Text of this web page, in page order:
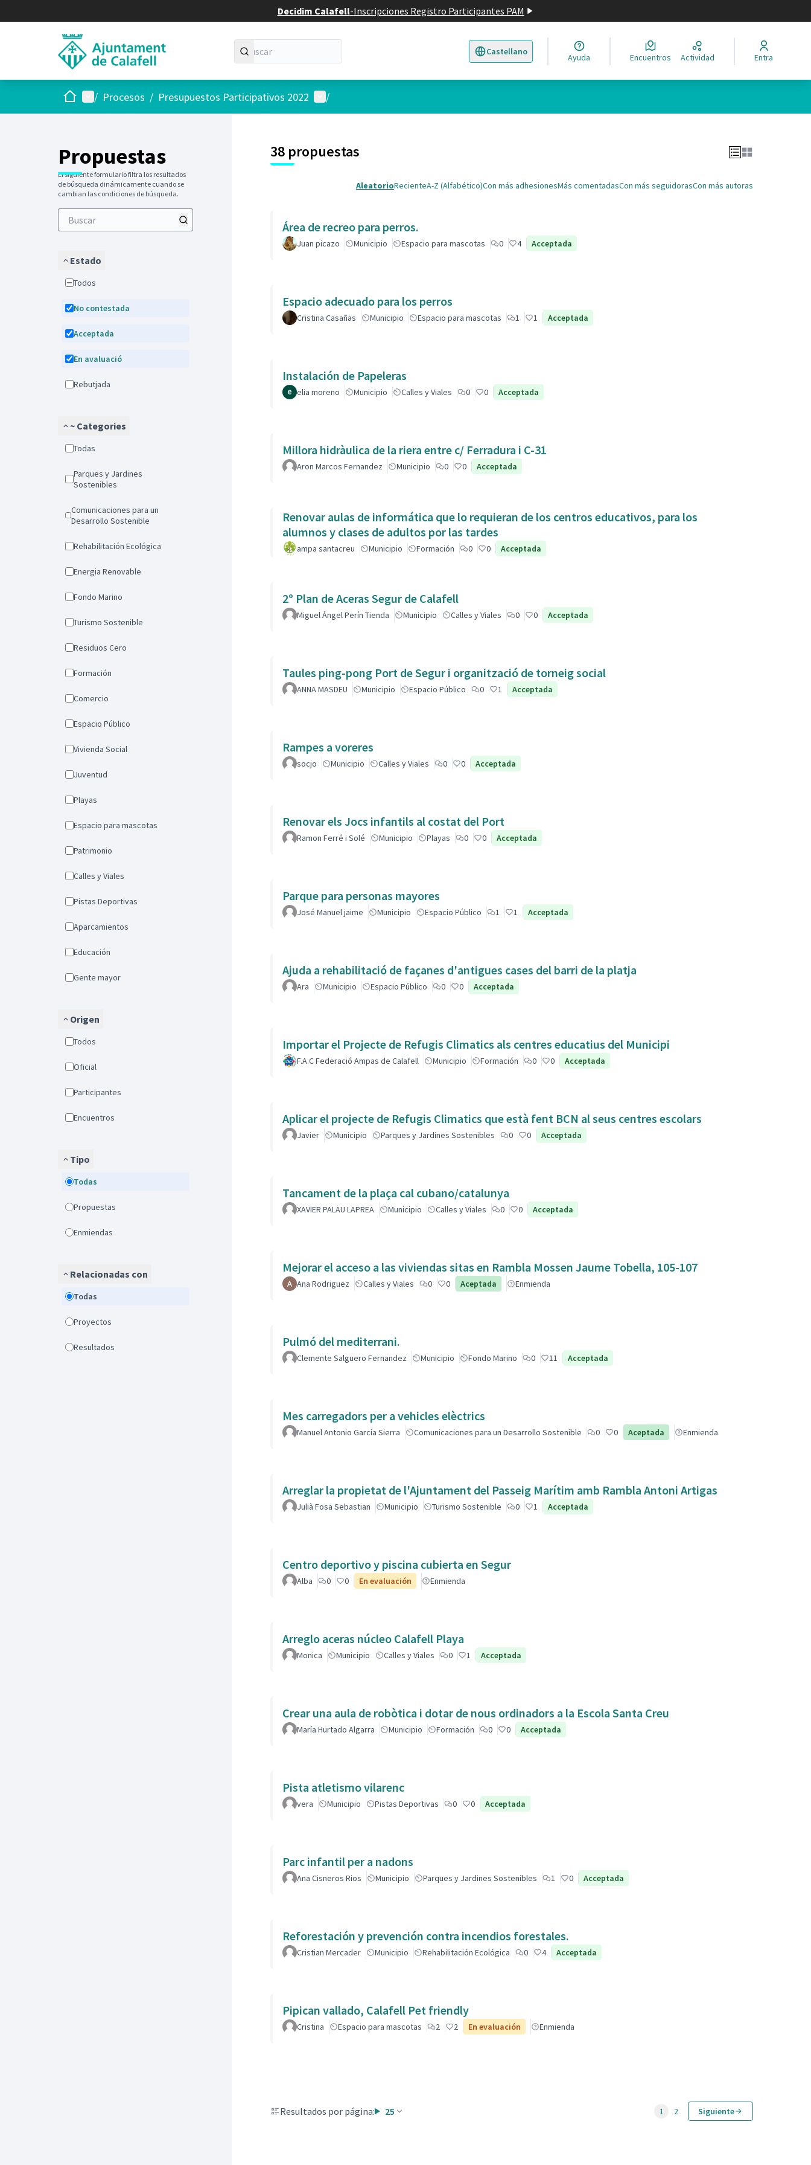
Decidim Calafell-Inscripciones Registro Participantes PAM
Castellano
Triar la llengua Elegir el idioma
Ayuda Encuentros Actividad Entra
InicioMenú principal
/ Procesos / Presupuestos Participativos 2022 Menú de usuario
/
Propuestas
El siguiente formulario filtra los resultados
de búsqueda dinámicamente cuando se
cambian las condiciones de búsqueda.
Estado
Todos
No contestada
Acceptada
En avaluació
Rebutjada
~ Categories
Todas
Parques y Jardines
Sostenibles
Comunicaciones para un
Desarrollo Sostenible
Rehabilitación Ecológica
Energia Renovable
Fondo Marino
Turismo Sostenible
Residuos Cero
Formación
Comercio
Espacio Público
Vivienda Social
Juventud
Playas
Espacio para mascotas
Patrimonio
Calles y Viales
Pistas Deportivas
Aparcamientos
Educación
Gente mayor
Origen
Todos
Oficial
Participantes
Encuentros
Tipo
Todas
Propuestas
Enmiendas
Relacionadas con
Todas
Proyectos
Resultados
38 propuestas
AleatorioRecienteA-Z (Alfabético)Con más adhesionesMás comentadasCon más seguidorasCon más autoras
Área de recreo para perros.
Juan picazo Municipio Espacio para mascotas 0 4 Acceptada
Espacio adecuado para los perros
Cristina Casañas Municipio Espacio para mascotas 1 1 Acceptada
Instalación de Papeleras
elia moreno Municipio Calles y Viales 0 0 Acceptada
Millora hidràulica de la riera entre c/ Ferradura i C-31
Aron Marcos Fernandez Municipio 0 0 Acceptada
Renovar aulas de informática que lo requieran de los centros educativos, para los
alumnos y clases de adultos por las tardes
ampa santacreu Municipio Formación 0 0 Acceptada
2º Plan de Aceras Segur de Calafell
Miguel Ángel Perín Tienda Municipio Calles y Viales 0 0 Acceptada
Taules ping-pong Port de Segur i organització de torneig social
ANNA MASDEU Municipio Espacio Público 0 1 Acceptada
Rampes a voreres
socjo Municipio Calles y Viales 0 0 Acceptada
Renovar els Jocs infantils al costat del Port
Ramon Ferré i Solé Municipio Playas 0 0 Acceptada
Parque para personas mayores
José Manuel jaime Municipio Espacio Público 1 1 Acceptada
Ajuda a rehabilitació de façanes d'antigues cases del barri de la platja
Ara Municipio Espacio Público 0 0 Acceptada
Importar el Projecte de Refugis Climatics als centres educatius del Municipi
F.A.C Federació Ampas de Calafell Municipio Formación 0 0 Acceptada
Aplicar el projecte de Refugis Climatics que està fent BCN al seus centres escolars
Javier Municipio Parques y Jardines Sostenibles 0 0 Acceptada
Tancament de la plaça cal cubano/catalunya
XAVIER PALAU LAPREA Municipio Calles y Viales 0 0 Acceptada
Mejorar el acceso a las viviendas sitas en Rambla Mossen Jaume Tobella, 105-107
Ana Rodriguez Calles y Viales 0 0 Aceptada Enmienda
Pulmó del mediterrani.
Clemente Salguero Fernandez Municipio Fondo Marino 0 11 Acceptada
Mes carregadors per a vehicles elèctrics
Manuel Antonio García Sierra Comunicaciones para un Desarrollo Sostenible 0 0 Aceptada Enmienda
Arreglar la propietat de l'Ajuntament del Passeig Marítim amb Rambla Antoni Artigas
Julià Fosa Sebastian Municipio Turismo Sostenible 0 1 Acceptada
Centro deportivo y piscina cubierta en Segur
Alba 0 0 En evaluación Enmienda
Arreglo aceras núcleo Calafell Playa
Monica Municipio Calles y Viales 0 1 Acceptada
Crear una aula de robòtica i dotar de nous ordinadors a la Escola Santa Creu
María Hurtado Algarra Municipio Formación 0 0 Acceptada
Pista atletismo vilarenc
vera Municipio Pistas Deportivas 0 0 Acceptada
Parc infantil per a nadons
Ana Cisneros Rios Municipio Parques y Jardines Sostenibles 1 0 Acceptada
Reforestación y prevención contra incendios forestales.
Cristian Mercader Municipio Rehabilitación Ecológica 0 4 Acceptada
Pipican vallado, Calafell Pet friendly
Cristina Espacio para mascotas 2 2 En evaluación Enmienda
Resultados por página: 25 1 2 Siguiente